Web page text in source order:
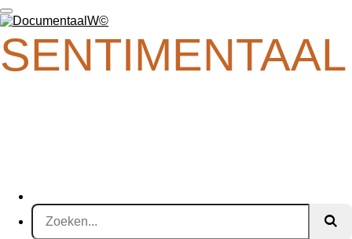
Ga
direct
naar
de
hoofdinhoud
SENTIMENTAAL